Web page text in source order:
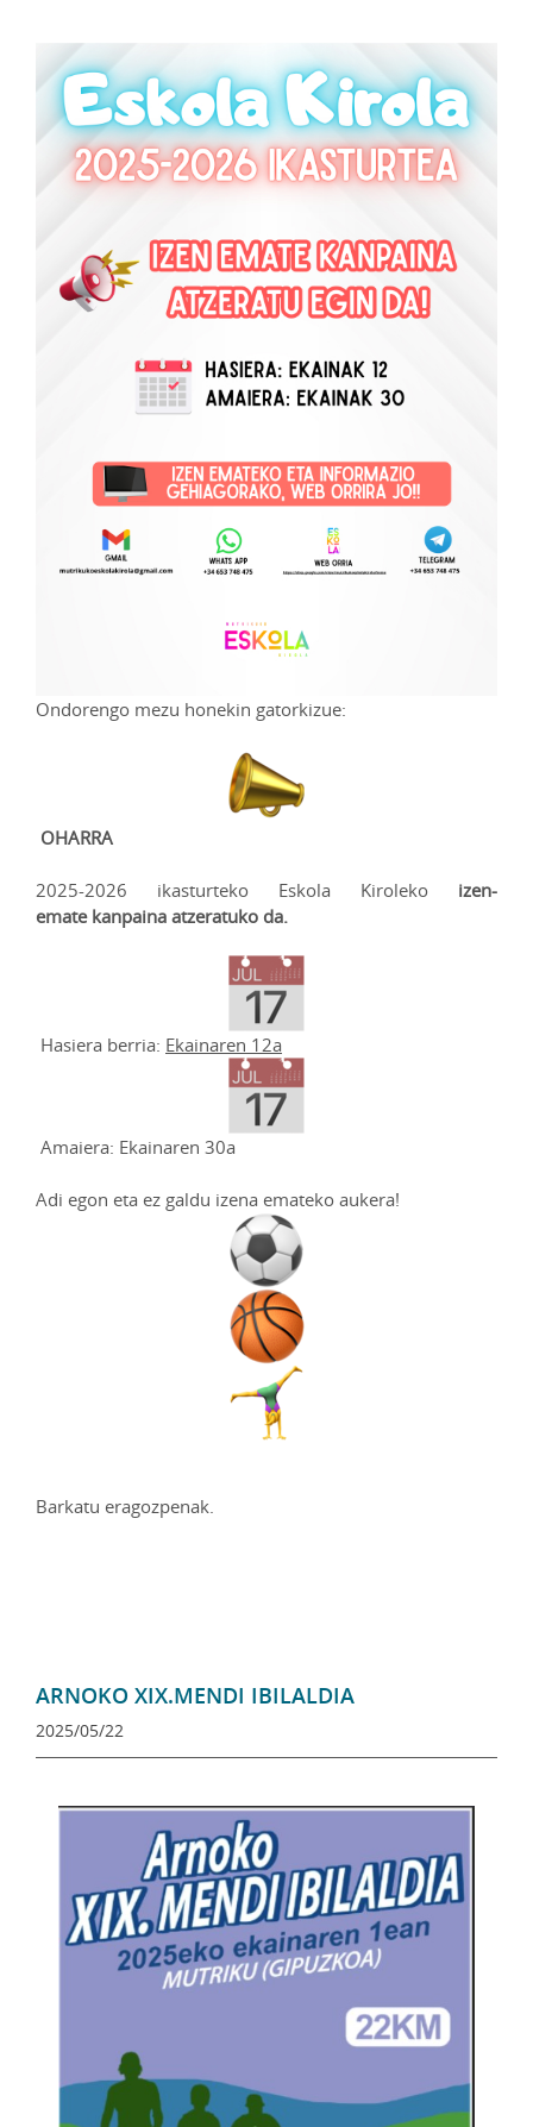
Ondorengo mezu honekin gatorkizue:
OHARRA
2025-2026 ikasturteko Eskola Kiroleko izen-
emate kanpaina atzeratuko da.
Hasiera berria: Ekainaren 12a
Amaiera: Ekainaren 30a
Adi egon eta ez galdu izena emateko aukera!
Barkatu eragozpenak.
ARNOKO XIX.MENDI IBILALDIA
2025/05/22